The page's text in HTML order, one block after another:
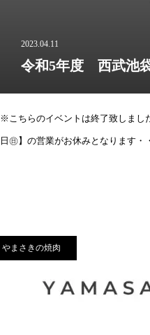
2023.04.11
令和5年度 西武池
※こちらのイベントは終了致しまし
日㊐】の営業がお休みとなります
やまさきの焼肉